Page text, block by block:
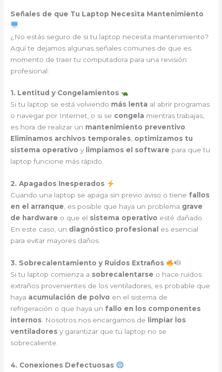
Señales de que Tu Laptop Necesita Mantenimiento
¿No estás seguro de si tu laptop necesita mantenimiento?
Aquí te dejamos algunas señales comunes de que es
momento de traer tu computadora para una revisión
profesional:
1. Lentitud y Congelamientos
Si tu laptop se está volviendo más lenta al abrir programas
o navegar por Internet, o si se congela mientras trabajas,
es hora de realizar un mantenimiento preventivo.
Eliminamos archivos temporales, optimizamos tu
sistema operativo y limpiamos el software para que tu
laptop funcione más rápido.
2. Apagados Inesperados
Cuando una laptop se apaga sin previo aviso o tiene fallos
en el arranque, es posible que haya un problema grave
de hardware o que el sistema operativo esté dañado.
En este caso, un diagnóstico profesional
es esencial
para evitar mayores daños.
3. Sobrecalentamiento y Ruidos Extraños
Si tu laptop comienza a sobrecalentarse o hace ruidos
extraños provenientes de los ventiladores, es probable que
haya acumulación de polvo en el sistema de
refrigeración o que haya un fallo en los componentes
internos . Nosotros nos encargamos de
limpiar los
ventiladores y garantizar que tu laptop no se
sobrecaliente.
4. Conexiones Defectuosas